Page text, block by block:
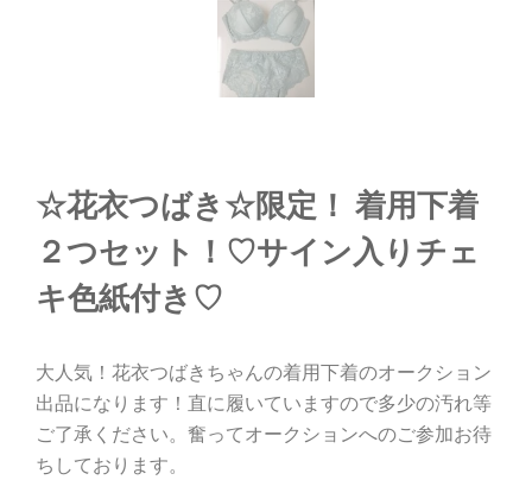
☆花衣つばき☆限定！ 着用下着
２つセット！♡サイン入りチェ
キ色紙付き♡
大人気！花衣つばきちゃんの着用下着のオークション
出品になります！直に履いていますので多少の汚れ等
ご了承ください。奮ってオークションへのご参加お待
ちしております。